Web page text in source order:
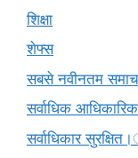
शिक्षा
शेफ्स
सबसे नवीनतम
सर्वाधिक
सर्वाधिकार